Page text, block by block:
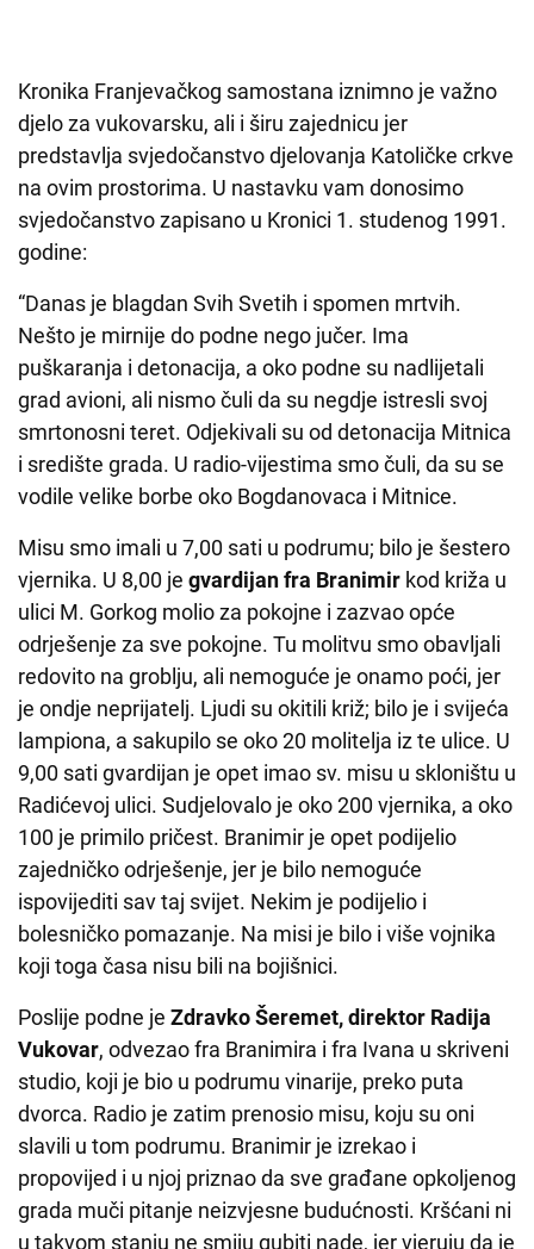
Kronika Franjevačkog samostana iznimno je važno
djelo za vukovarsku, ali i širu zajednicu jer
predstavlja svjedočanstvo djelovanja Katoličke crkve
na ovim prostorima. U nastavku vam donosimo
svjedočanstvo zapisano u Kronici 1. studenog 1991.
godine:
“Danas je blagdan Svih Svetih i spomen mrtvih.
Nešto je mirnije do podne nego jučer. Ima
puškaranja i detonacija, a oko podne su nadlijetali
grad avioni, ali nismo čuli da su negdje istresli svoj
smrtonosni teret. Odjekivali su od detonacija Mitnica
i središte grada. U radio-vijestima smo čuli, da su se
vodile velike borbe oko Bogdanovaca i Mitnice.
Misu smo imali u 7,00 sati u podrumu; bilo je šestero
vjernika. U 8,00 je gvardijan fra Branimir kod križa u
ulici M. Gorkog molio za pokojne i zazvao opće
odrješenje za sve pokojne. Tu molitvu smo obavljali
redovito na groblju, ali nemoguće je onamo poći, jer
je ondje neprijatelj. Ljudi su okitili križ; bilo je i svijeća
lampiona, a sakupilo se oko 20 molitelja iz te ulice. U
9,00 sati gvardijan je opet imao sv. misu u skloništu u
Radićevoj ulici. Sudjelovalo je oko 200 vjernika, a oko
100 je primilo pričest. Branimir je opet podijelio
zajedničko odrješenje, jer je bilo nemoguće
ispovijediti sav taj svijet. Nekim je podijelio i
bolesničko pomazanje. Na misi je bilo i više vojnika
koji toga časa nisu bili na bojišnici.
Poslije podne je Zdravko Šeremet, direktor Radija
Vukovar, odvezao fra Branimira i fra Ivana u skriveni
studio, koji je bio u podrumu vinarije, preko puta
dvorca. Radio je zatim prenosio misu, koju su oni
slavili u tom podrumu. Branimir je izrekao i
propovijed i u njoj priznao da sve građane opkoljenog
grada muči pitanje neizvjesne budućnosti. Kršćani ni
u takvom stanju ne smiju gubiti nade, jer vjeruju da je